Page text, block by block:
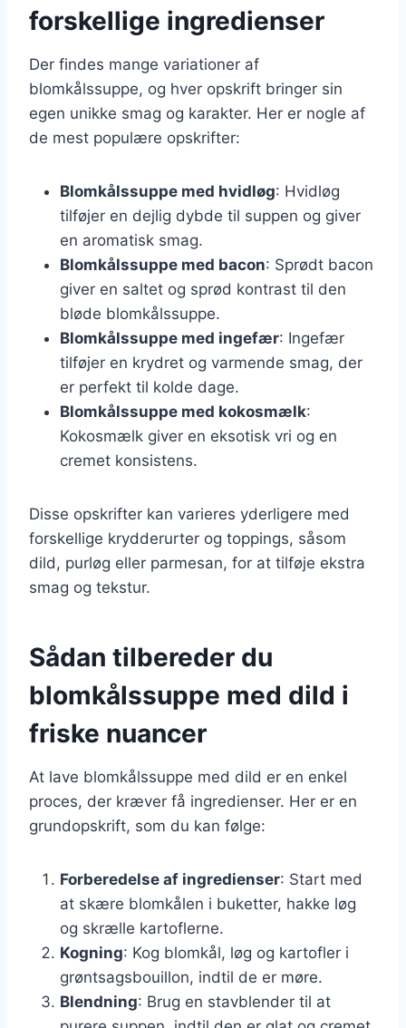
forskellige ingredienser
Der findes mange variationer af
blomkålssuppe, og hver opskrift bringer sin
egen unikke smag og karakter. Her er nogle af
de mest populære opskrifter:
Blomkålssuppe med hvidløg: Hvidløg
tilføjer en dejlig dybde til suppen og giver
en aromatisk smag.
Blomkålssuppe med bacon: Sprødt bacon
giver en saltet og sprød kontrast til den
bløde blomkålssuppe.
Blomkålssuppe med ingefær: Ingefær
tilføjer en krydret og varmende smag, der
er perfekt til kolde dage.
Blomkålssuppe med kokosmælk:
Kokosmælk giver en eksotisk vri og en
cremet konsistens.
Disse opskrifter kan varieres yderligere med
forskellige krydderurter og toppings, såsom
dild, purløg eller parmesan, for at tilføje ekstra
smag og tekstur.
Sådan tilbereder du
blomkålssuppe med dild i
friske nuancer
At lave blomkålssuppe med dild er en enkel
proces, der kræver få ingredienser. Her er en
grundopskrift, som du kan følge:
Forberedelse af ingredienser: Start med
at skære blomkålen i buketter, hakke løg
og skrælle kartoflerne.
Kogning: Kog blomkål, løg og kartofler i
grøntsagsbouillon, indtil de er møre.
Blendning: Brug en stavblender til at